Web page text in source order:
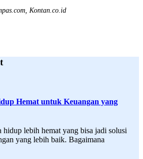
Kontan.co.id
Hemat untuk Keuangan yang
lebih hemat yang bisa jadi solusi
yang lebih baik. Bagaimana